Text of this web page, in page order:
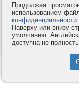
Компания
Услуги
Как оплатить
© 2008-
Продолжая
использованием
конфиденциальности
Наверху или внизу
умолчанию.
доступна не